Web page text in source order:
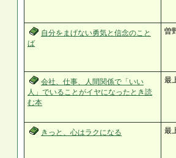
自分をまげない勇気と信念のこと
ば
曽
会社、仕事、人間関係で「いい
人」でいることがイヤになったとき読
む本
最
きっと、心はラクになる 最